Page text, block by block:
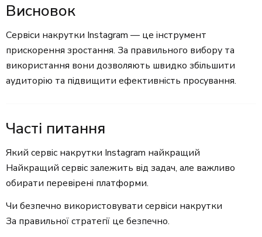
Висновок
Сервіси накрутки Instagram — це інструмент
прискорення зростання. За правильного вибору та
використання вони дозволяють швидко збільшити
аудиторію та підвищити ефективність просування.
Часті питання
Який сервіс накрутки Instagram найкращий
Найкращий сервіс залежить від задач, але важливо
обирати перевірені платформи.
Чи безпечно використовувати сервіси накрутки
За правильної стратегії це безпечно.